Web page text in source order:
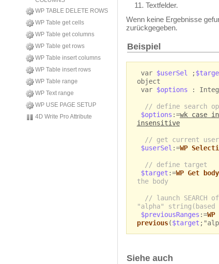
WP TABLE DELETE ROWS
WP Table get cells
WP Table get columns
WP Table get rows
WP Table insert columns
WP Table insert rows
WP Table range
WP Text range
WP USE PAGE SETUP
4D Write Pro Attribute
Textfelder.
Wenn keine Ergebnisse
zurückgegeben.
Beispiel
var$userSel ;
object
var$options :
// define search
$options :=wk case
insensitive
// get current
$userSel :=WP
// define target
$target :=WP Get body
the body
// launch SEARCH
"alpha"
$previousRanges :=
previous($target
Siehe auch